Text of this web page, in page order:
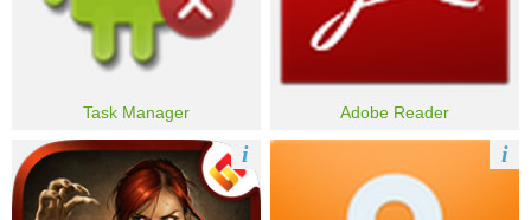
Task Manager Adobe Reader
i i